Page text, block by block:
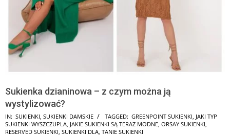
Sukienka dzianinowa – z czym można ją
wystylizować?
IN: SUKIENKI, SUKIENKI DAMSKIE TAGGED: GREENPOINT SUKIENKI, JAKI TYP
SUKIENKI WYSZCZUPLA, JAKIE SUKIENKI SĄ TERAZ MODNE, ORSAY SUKIENKI,
RESERVED SUKIENKI, SUKIENKI DLA, TANIE SUKIENKI